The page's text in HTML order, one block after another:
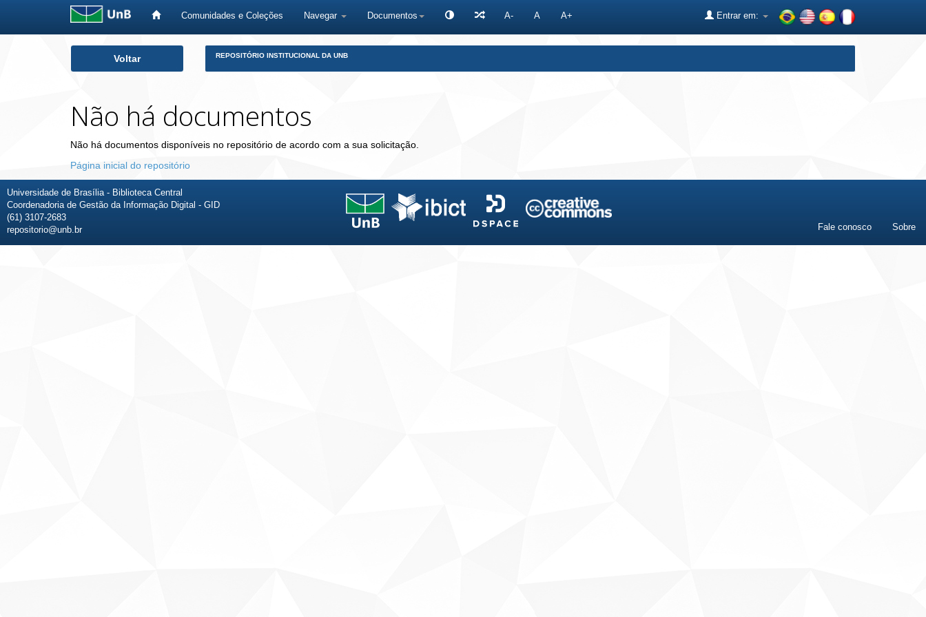
Comunidades e Coleções Navegar Documentos A- A A+ Entrar em:
Voltar REPOSITÓRIO INSTITUCIONAL DA UNB
Não há documentos
Não há documentos disponíveis no repositório de acordo com a sua solicitação.
Página inicial do repositório
Universidade de Brasília - Biblioteca Central
Coordenadoria de Gestão da Informação Digital - GID
(61) 3107-2683
repositorio@unb.br
Fale conosco Sobre